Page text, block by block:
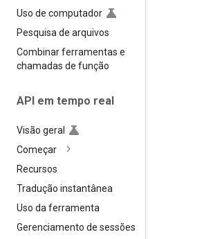
Uso de computador
Pesquisa de arquivos
Combinar ferramentas e
chamadas de função
API em tempo real
Visão geral
Começar
Recursos
Tradução instantânea
Uso da ferramenta
Gerenciamento de sessões